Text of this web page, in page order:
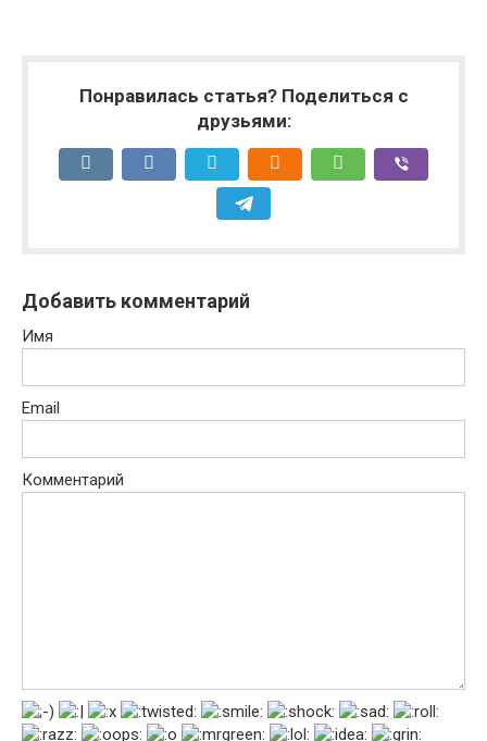
Понравилась статья? Поделиться с
друзьями:
Добавить комментарий
Имя
Email
Комментарий